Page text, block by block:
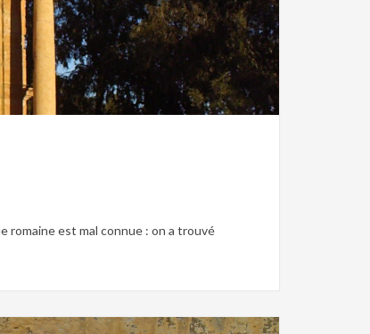
romaine est mal connue : on a trouvé